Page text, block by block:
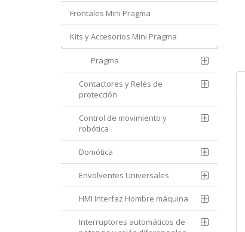
Frontales Mini Pragma
Kits y Accesorios Mini Pragma
Pragma
Contactores y Relés de
protección
Control de movimiento y
robótica
Domótica
Envolventes Universales
HMI Interfaz Hombre máquina
Interruptores automáticos de